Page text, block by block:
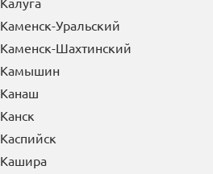
Каменск-Уральский
Каменск-Шахтинский
Камышин
Канаш
Канск
Каспийск
Кашира